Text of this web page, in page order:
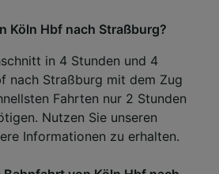
Köln Hbf nach Straßburg?
in 4 Stunden und 4
nach Straßburg mit dem Zug
Fahrten nur 2 Stunden
Nutzen Sie unseren
Informationen zu erhalten.